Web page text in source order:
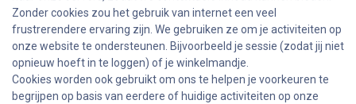
Zonder cookies zou het gebruik van internet een veel
frustrerendere ervaring zijn. We gebruiken ze om je activiteiten op
onze website te ondersteunen. Bijvoorbeeld je sessie (zodat jij niet
opnieuw hoeft in te loggen) of je winkelmandje.
Cookies worden ook gebruikt om ons te helpen je voorkeuren te
begrijpen op basis van eerdere of huidige activiteiten op onze